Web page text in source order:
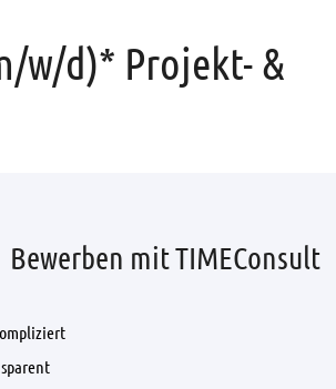
w/d)* Projekt- &
Bewerben mit TIMEConsult